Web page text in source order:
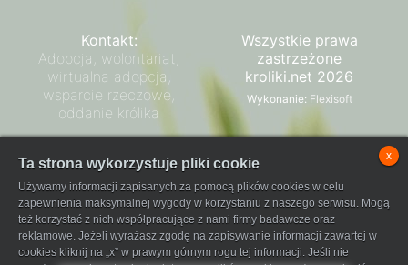
Kontakt:
Adopcja, wolontariat,
wirtualna adopcja,
wsparcie rzeczowe,
oddanie królika
Regulamin płatności
FaniPay
Wszystkie prawa
zastrzeżone
kroliki.net 2026
Wykonanie: Flexisoft
Ta strona wykorzystuje pliki cookie
Używamy informacji zapisanych za pomocą plików cookies w celu
zapewnienia maksymalnej wygody w korzystaniu z naszego serwisu. Mogą
też korzystać z nich współpracujące z nami firmy badawcze oraz
reklamowe. Jeżeli wyrażasz zgodę na zapisywanie informacji zawartej w
cookies kliknij na „x” w prawym górnym rogu tej informacji. Jeśli nie
x